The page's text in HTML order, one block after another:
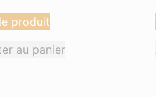
produit
au panier